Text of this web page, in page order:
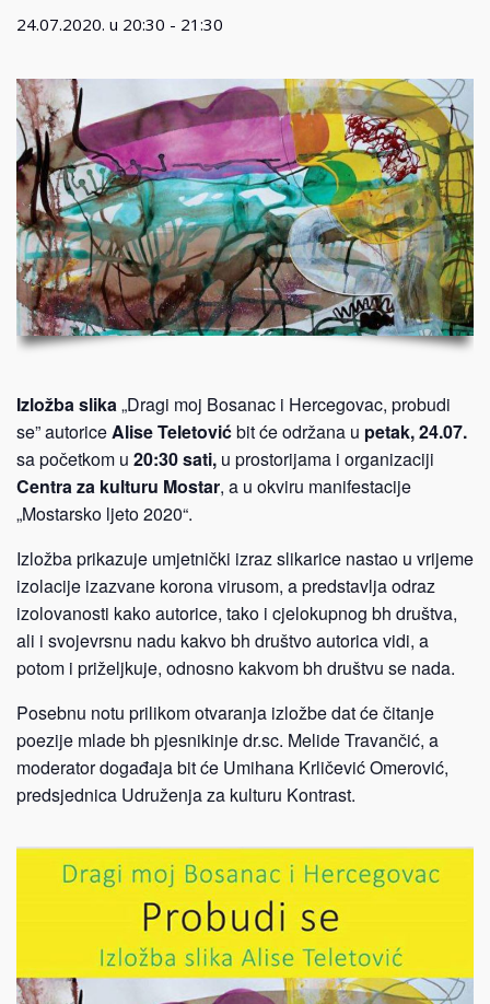
24.07.2020. u 20:30 - 21:30
Izložba slika„Dragi moj Bosanac i Hercegovac, probudi
se” autoriceAlise Teletovićbit će održana u petak, 24.07.
sa početkom u 20:30 sati, u prostorijama i organizaciji
Centra za kulturu Mostar, a u okviru manifestacije
„Mostarsko ljeto 2020“.
Izložba prikazuje umjetnički izraz slikarice nastao u vrijeme
izolacije izazvane korona virusom, a predstavlja odraz
izolovanosti kako autorice, tako i cjelokupnog bh društva,
ali i svojevrsnu nadu kakvo bh društvo autorica vidi, a
potom i priželjkuje, odnosno kakvom bh društvu se nada.
Posebnu notu prilikom otvaranja izložbe dat će čitanje
poezije mlade bh pjesnikinje dr.sc. Melide Travančić, a
moderator događaja bit će Umihana Krličević Omerović,
predsjednica Udruženja za kulturu Kontrast.